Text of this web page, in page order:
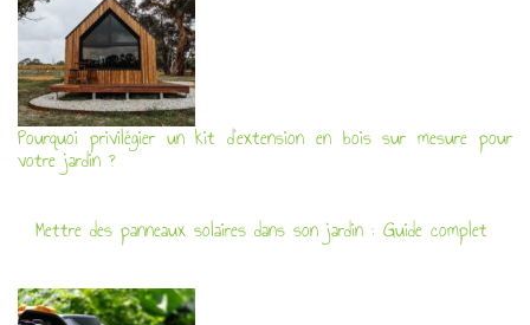
Pourquoi privilégier un kit d’extension en bois sur mesure pour
votre jardin ?
Mettre des panneaux solaires dans son jardin : Guide complet